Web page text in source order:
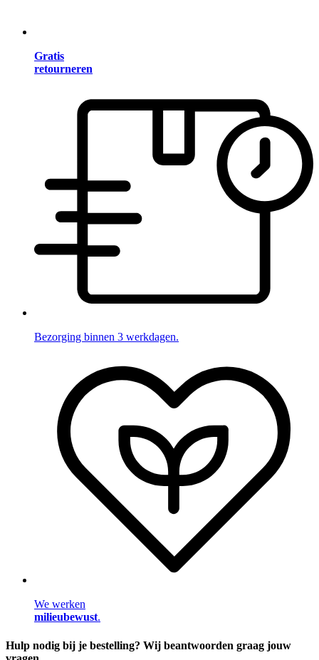
Gratis
retourneren
Bezorging binnen 3 werkdagen.
We werken
milieubewust.
Hulp nodig bij je bestelling? Wij beantwoorden graag jouw